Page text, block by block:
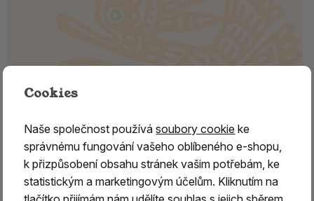
PELYNĚK ČERNOBÝL, himalájský
Černobýlje snad nejstarší magickou a šamanskou
Cookies
Naše společnost používásoubory cookie ke
správnému fungování vašeho oblíbeného e-shopu,
k přizpůsobení obsahu stránek vašim potřebám, ke
statistickým a marketingovým účelům. Kliknutím na